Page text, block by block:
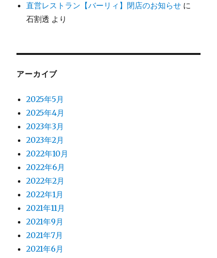
直営レストラン【バーリィ】閉店のお知らせ に
石割透 より
アーカイブ
2025年5月
2025年4月
2023年3月
2023年2月
2022年10月
2022年6月
2022年2月
2022年1月
2021年11月
2021年9月
2021年7月
2021年6月